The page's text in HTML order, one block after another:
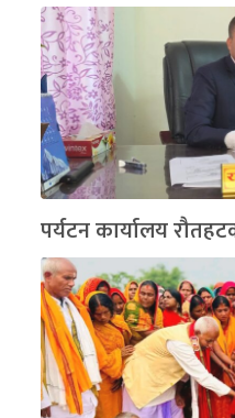
पर्यटन कार्यालय